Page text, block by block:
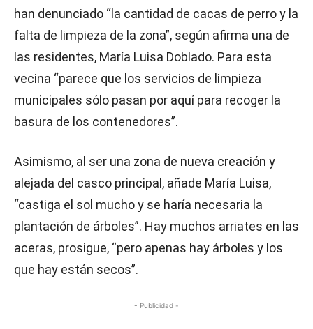
han denunciado “la cantidad de cacas de perro y la
falta de limpieza de la zona”, según afirma una de
las residentes, María Luisa Doblado. Para esta
vecina “parece que los servicios de limpieza
municipales sólo pasan por aquí para recoger la
basura de los contenedores”.
Asimismo, al ser una zona de nueva creación y
alejada del casco principal, añade María Luisa,
“castiga el sol mucho y se haría necesaria la
plantación de árboles”. Hay muchos arriates en las
aceras, prosigue, “pero apenas hay árboles y los
que hay están secos”.
- Publicidad -